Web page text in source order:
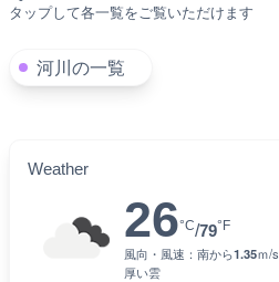
タップして各一覧をご覧いただけます
河川の一覧
Weather
26°C/79°F
風向・風速： 南から1.35ｍ/s
厚い雲